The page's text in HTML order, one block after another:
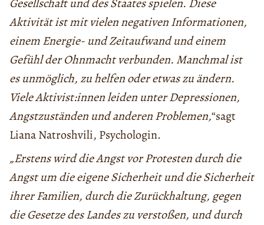
Gesellschaft und des Staates spielen. Diese
Aktivität ist mit vielen negativen Informationen,
einem Energie- und Zeitaufwand und einem
Gefühl der Ohnmacht verbunden. Manchmal ist
es unmöglich, zu helfen oder etwas zu ändern.
Viele Aktivist:innen leiden unter Depressionen,
Angstzuständen und anderen Problemen,“sagt
Liana Natroshvili, Psychologin.
„Erstens wird die Angst vor Protesten durch die
Angst um die eigene Sicherheit und die Sicherheit
ihrer Familien, durch die Zurückhaltung, gegen
die Gesetze des Landes zu verstoßen, und durch